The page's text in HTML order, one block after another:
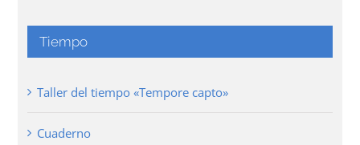
Tiempo
Taller del tiempo «Tempore capto»
Cuaderno